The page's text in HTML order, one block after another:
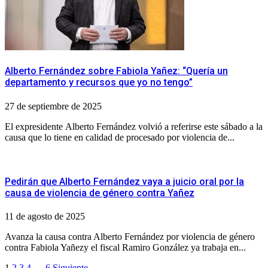
Alberto Fernández sobre Fabiola Yañez: “Quería un
departamento y recursos que yo no tengo”
27 de septiembre de 2025
El expresidente Alberto Fernández volvió a referirse este sábado a la
causa que lo tiene en calidad de procesado por violencia de...
Pedirán que Alberto Fernández vaya a juicio oral por la
causa de violencia de género contra Yañez
11 de agosto de 2025
Avanza la causa contra Alberto Fernández por violencia de género
contra Fabiola Yañezy el fiscal Ramiro González ya trabaja en...